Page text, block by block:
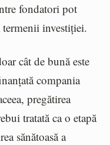
fondatori pot
termenii investiției.
cât de bună este
compania
pregătirea
tratată ca o etapă
sănătoasă a